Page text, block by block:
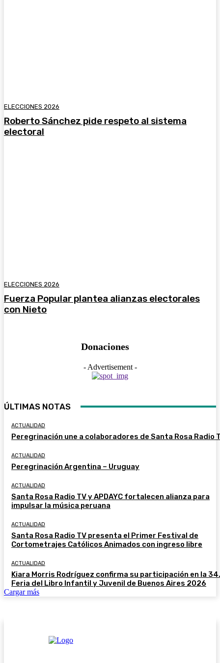
ELECCIONES 2026
Roberto Sánchez pide respeto al sistema
electoral
ELECCIONES 2026
Fuerza Popular plantea alianzas electorales
con Nieto
Donaciones
- Advertisement -
ÚLTIMAS NOTAS
ACTUALIDAD
Peregrinación une a colaboradores de Santa Rosa Radio
ACTUALIDAD
Peregrinación Argentina – Uruguay
ACTUALIDAD
Santa Rosa Radio TV y APDAYC fortalecen alianza para
impulsar la música peruana
ACTUALIDAD
Santa Rosa Radio TV presenta el Primer Festival de
Cortometrajes Católicos Animados con ingreso libre
ACTUALIDAD
Kiara Morris Rodríguez confirma su participación en la
Feria del Libro Infantil y Juvenil de Buenos Aires 2026
Cargar más